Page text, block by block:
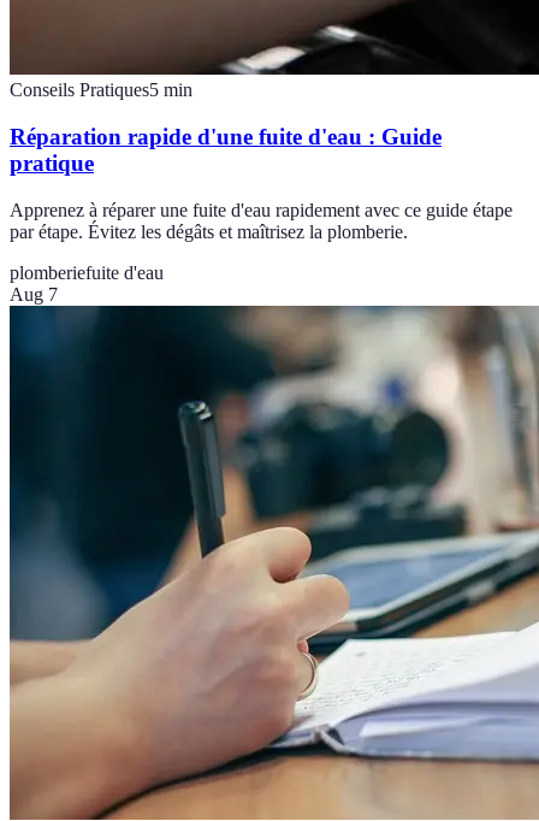
Conseils Pratiques5 min
Réparation rapide d'une fuite d'eau : Guide
pratique
Apprenez à réparer une fuite d'eau rapidement avec ce guide étape
par étape. Évitez les dégâts et maîtrisez la plomberie.
plomberiefuite d'eau
Aug 7